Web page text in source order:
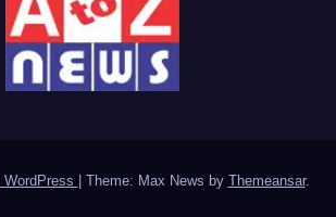
WordPress | Theme: Max News by Themeansar.